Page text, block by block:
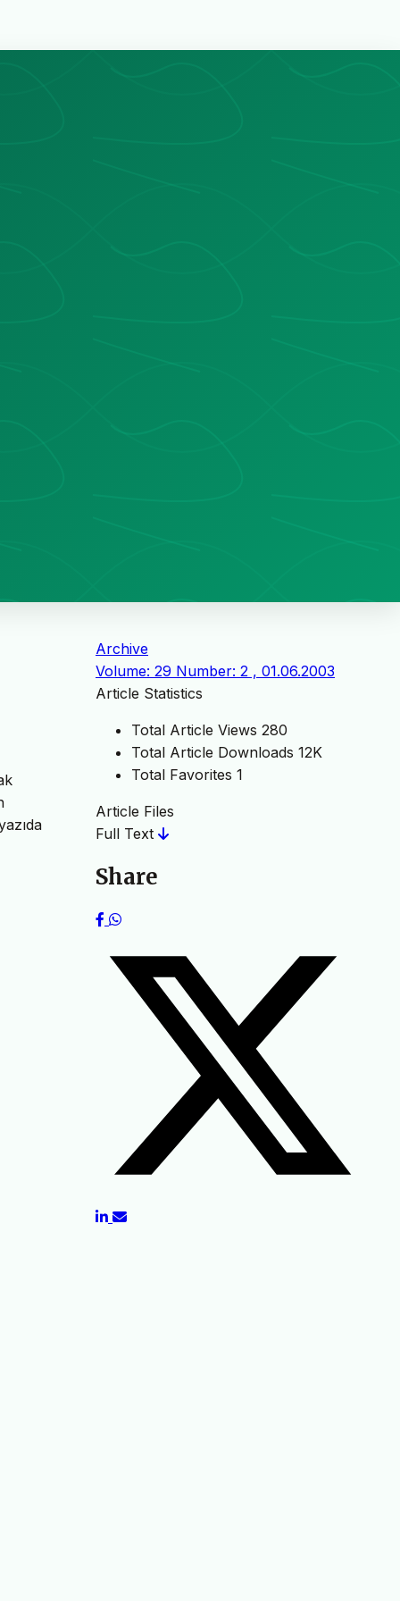
Archive
Volume: 29 Number: 2 , 01.06.2003
Article Statistics
Total Article Views 280
Total Article Downloads 12K
Total Favorites 1
Article Files
Full Text
Share